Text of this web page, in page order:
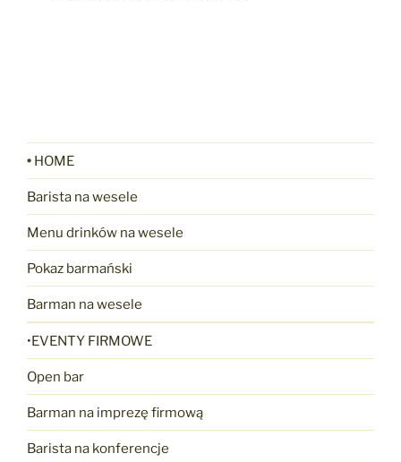
• HOME
Barista na wesele
Menu drinków na wesele
Pokaz barmański
Barman na wesele
•EVENTY FIRMOWE
Open bar
Barman na imprezę firmową
Barista na konferencje